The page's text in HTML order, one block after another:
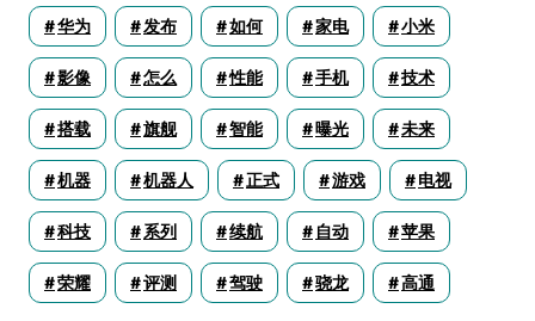
华为 发布 如何 家电 小米
影像 怎么 性能 手机 技术
搭载 旗舰 智能 曝光 未来
机器 机器人 正式 游戏 电视
科技 系列 续航 自动 苹果
荣耀 评测 驾驶 骁龙 高通